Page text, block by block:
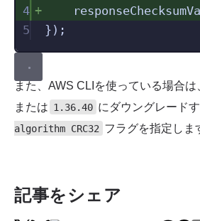
4
5
});
また、AWS CLIを使っている場合
または 1.36.40 にダウングレードす
algorithm CRC32 フラグを指定しま
記事をシェア